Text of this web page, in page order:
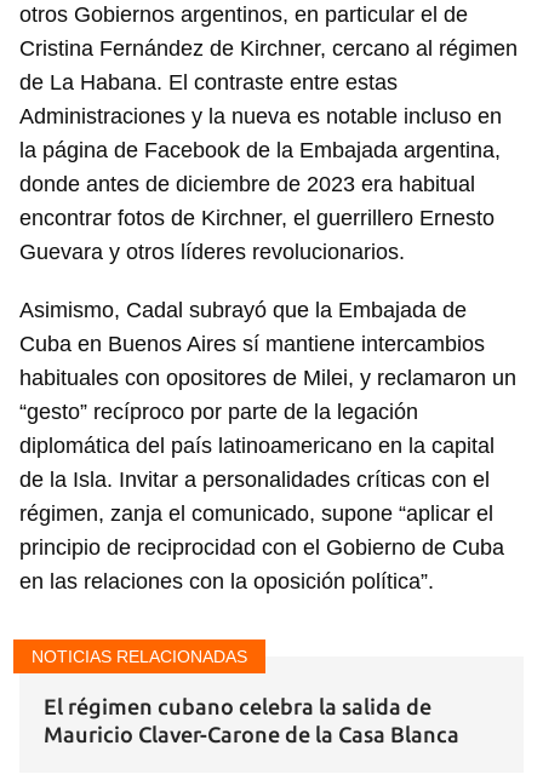
Guardar como favorito
Para poder guardar como favorito, primero has de
iniciar sesión con tu cuenta de 14ymedio.
INICIAR SESIÓN
otros Gobiernos argentinos, en particular el de
Cristina Fernández de Kirchner, cercano al régimen
de La Habana. El contraste entre estas
Administraciones y la nueva es notable incluso en
la página de Facebook de la Embajada argentina,
donde antes de diciembre de 2023 era habitual
encontrar fotos de Kirchner, el guerrillero Ernesto
Guevara y otros líderes revolucionarios.
Asimismo, Cadal subrayó que la Embajada de
Cuba en Buenos Aires sí mantiene intercambios
habituales con opositores de Milei, y reclamaron un
“gesto” recíproco por parte de la legación
diplomática del país latinoamericano en la capital
de la Isla. Invitar a personalidades críticas con el
régimen, zanja el comunicado, supone “aplicar el
principio de reciprocidad con el Gobierno de Cuba
en las relaciones con la oposición política”.
NOTICIAS RELACIONADAS
El régimen cubano celebra la salida de
Mauricio Claver-Carone de la Casa Blanca